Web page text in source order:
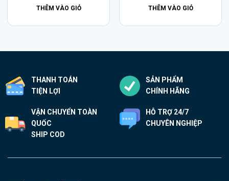
THÊM VÀO GIỎ
được
chọn
trang
sản
THÊM VÀO GIỎ
THANH TOÁN
TIỆN LỢI
SẢN PHẨM
CHÍNH HÃNG
VẬN CHUYỂN TOÀN
QUỐC
SHIP COD
HỖ TRỢ 24/7
CHUYÊN NGHIỆP